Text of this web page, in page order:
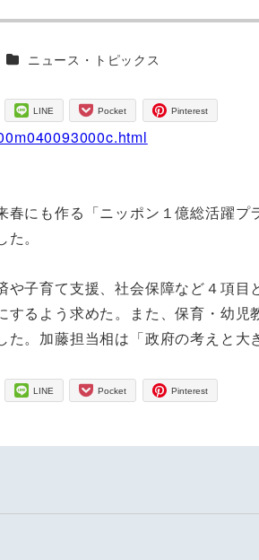
カテゴリー
ニュース・トピックス
LINE Pocket Pinterest
にも作る「ニッポン１億総活躍プ
。
子育て支援、社会保障など４項目
するよう求めた。また、保育・幼
。加藤担当相は「政府の考えと大
LINE Pocket Pinterest